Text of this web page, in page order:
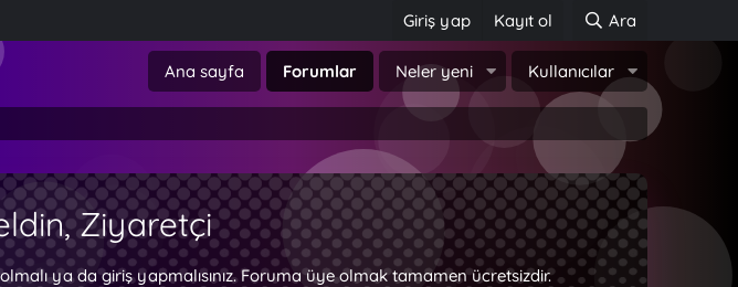
Giriş yap Kayıt ol Ara
Ana sayfa Forumlar Neler yeni Kullanıcılar
Ziyaretçi
ya da giriş yapmalısınız. Foruma üye olmak tamamen ücretsizdir.